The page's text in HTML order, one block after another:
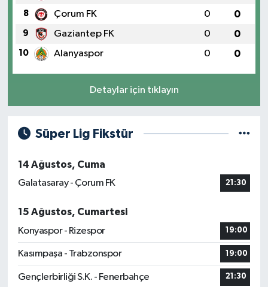
8 Çorum FK 0 0
9 Gaziantep FK 0 0
10 Alanyaspor 0 0
Detaylar için tıklayın
Süper Lig Fikstür
14 Ağustos, Cuma
Galatasaray - Çorum FK
21:30
15 Ağustos, Cumartesi
Konyaspor - Rizespor
19:00
Kasımpaşa - Trabzonspor 19:00
Gençlerbirliği S.K. - Fenerbahçe 21:30